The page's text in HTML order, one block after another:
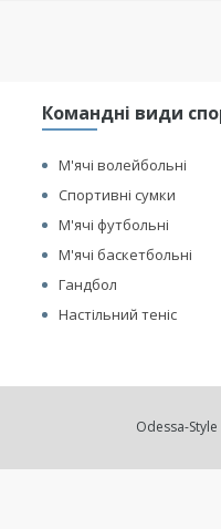
Командні види
М'ячі волейбольні
Спортивні сумки
М'ячі футбольні
М'ячі баскетбольні
Гандбол
Настільний теніс